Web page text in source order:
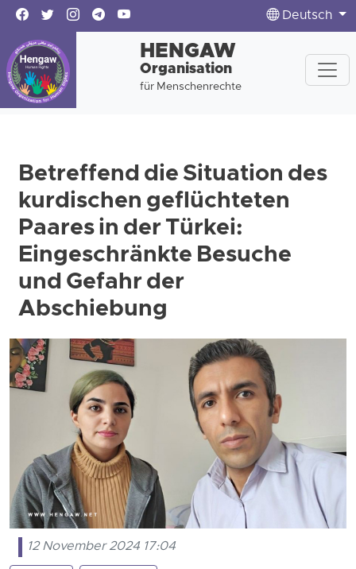
Deutsch
HENGAW
Organisation
für Menschenrechte
Betreffend die Situation des
kurdischen geflüchteten
Paares in der Türkei:
Eingeschränkte Besuche
und Gefahr der
Abschiebung
12 November 2024 17:04